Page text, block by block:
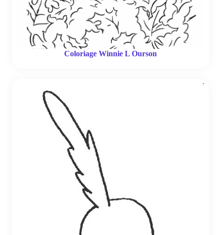
Coloriage Winnie L Ourson